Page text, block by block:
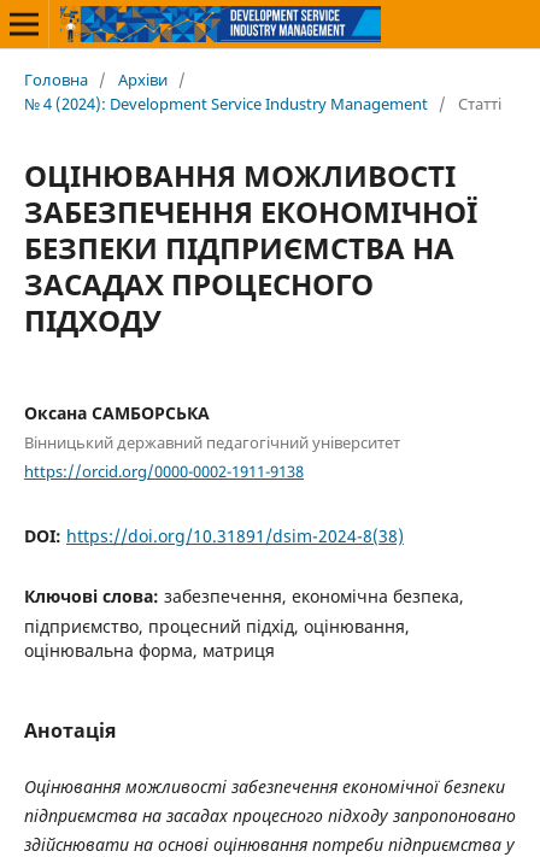
Головна / Архіви /
№ 4 (2024): Development Service Industry Management / Статті
ОЦІНЮВАННЯ МОЖЛИВОСТІ
ЗАБЕЗПЕЧЕННЯ ЕКОНОМІЧНОЇ
БЕЗПЕКИ ПІДПРИЄМСТВА НА
ЗАСАДАХ ПРОЦЕСНОГО
ПІДХОДУ
Оксана САМБОРСЬКА
Вінницький державний педагогічний університет
https://orcid.org/0000-0002-1911-9138
DOI: https://doi.org/10.31891/dsim-2024-8(38)
Ключові слова: забезпечення, економічна безпека,
підприємство, процесний підхід, оцінювання,
оцінювальна форма, матриця
Анотація
Оцінювання можливості забезпечення економічної безпеки
підприємства на засадах процесного підходу запропоновано
здійснювати на основі оцінювання потреби підприємства у